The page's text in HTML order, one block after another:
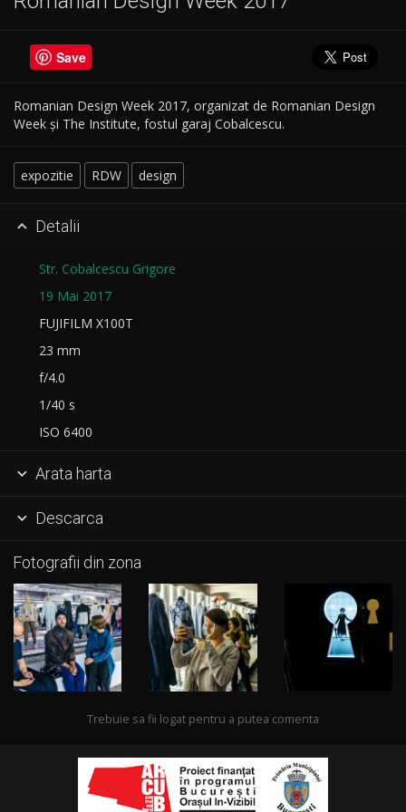
Save
Romanian Design Week 2017, organizat de Romanian Design
Week şi The Institute, fostul garaj Cobalcescu.
expozitie RDW design
 Detalii
Str. Cobalcescu Grigore
19 Mai 2017
FUJIFILM X100T
23 mm
f/4.0
1/40 s
ISO 6400
 Arata harta
 Descarca
Fotografii din zona
Trebuie sa fii logat pentru a putea comenta